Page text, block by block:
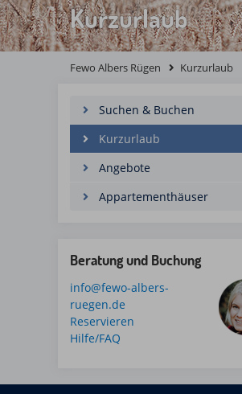
Kurzurlaub
Fewo Albers Rügen Kurzurlaub
Suchen & Buchen
Kurzurlaub
Angebote
Appartementhäuser
Beratung und Buchung
info@fewo-albers-
ruegen.de
Reservieren
Hilfe/FAQ